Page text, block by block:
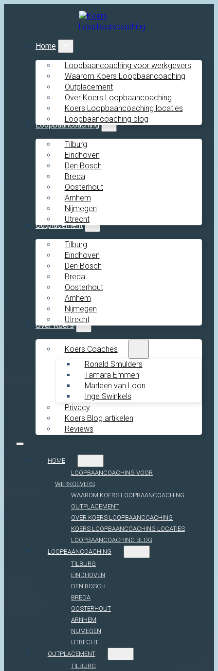
Home
Loopbaancoaching voor werkgevers
Waarom Koers Loopbaancoaching
Outplacement
Over Koers Loopbaancoaching
Koers Loopbaancoaching locaties
Loopbaancoaching blog
Loopbaancoaching
Tilburg
Eindhoven
Den Bosch
Breda
Oosterhout
Arnhem
Nijmegen
Utrecht
Outplacement
Tilburg
Eindhoven
Den Bosch
Breda
Oosterhout
Arnhem
Nijmegen
Utrecht
Over Koers
Koers Coaches
Ronald Smulders
Tamara Emmen
Marleen van Loon
Inge Swinkels
Privacy
Koers Blog artikelen
Reviews
HOME
LOOPBAANCOACHING VOOR
WERKGEVERS
WAAROM KOERS LOOPBAANCOACHING
OUTPLACEMENT
OVER KOERS LOOPBAANCOACHING
KOERS LOOPBAANCOACHING LOCATIES
LOOPBAANCOACHING BLOG
LOOPBAANCOACHING
TILBURG
EINDHOVEN
DEN BOSCH
BREDA
OOSTERHOUT
ARNHEM
NIJMEGEN
UTRECHT
OUTPLACEMENT
TILBURG